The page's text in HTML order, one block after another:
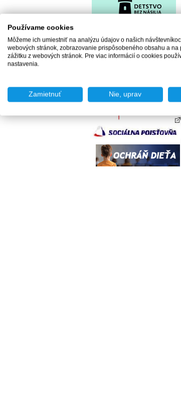
Používame cookies
Môžeme ich umiestniť na analýzu údajov o našich
webových stránok, zobrazovanie prispôsobeného obsahu a na
zážitku z webových stránok. Pre viac informácií o cookies
nastavenia.
Zamietnuť Nie, uprav